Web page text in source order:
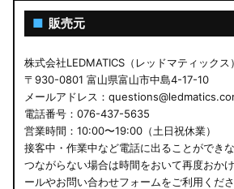
■ 販売元
株式会社LEDMATICS（レッドマティックス）
〒930-0801 富山県富山市中島4-17-10
メールアドレス：
電話番号：076-437-5635
営業時間：10:00〜19:00（土日祝休業）
接客中・作業中など電話に出ることができ
つながらない場合は時間をおいて再度おか
ールやお問い合わせフォームをご利用くださ